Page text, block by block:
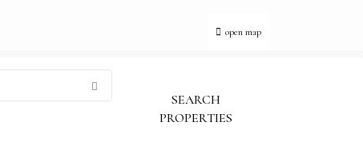
open map